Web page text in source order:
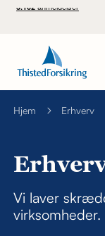
Hjem Erhverv
Vi laver